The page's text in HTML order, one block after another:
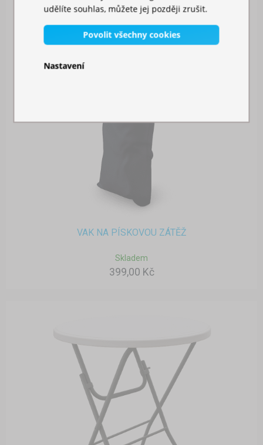
VAK NA PÍSKOVOU ZÁTĚŽ
Skladem
399,00 Kč
udělíte souhlas, můžete jej později zrušit.
Povolit všechny cookies
Nastavení